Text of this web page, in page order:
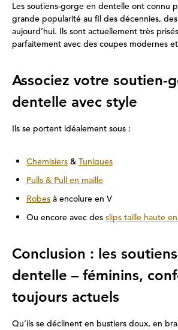
Les soutiens-gorge en dentelle ont connu
grande popularité au fil des décennies,
aujourd’hui. Ils sont actuellement très
parfaitement avec des coupes modernes
Associez votre soutien-
dentelle avec style
Ils se portent idéalement sous :
Chemisiers & Tuniques
Pulls & Pull en maille
Robes à encolure en V
Ou encore avec des slips taille haute
Conclusion : les
dentelle – féminins,
toujours actuels
Qu’ils se déclinent en bustiers doux, en